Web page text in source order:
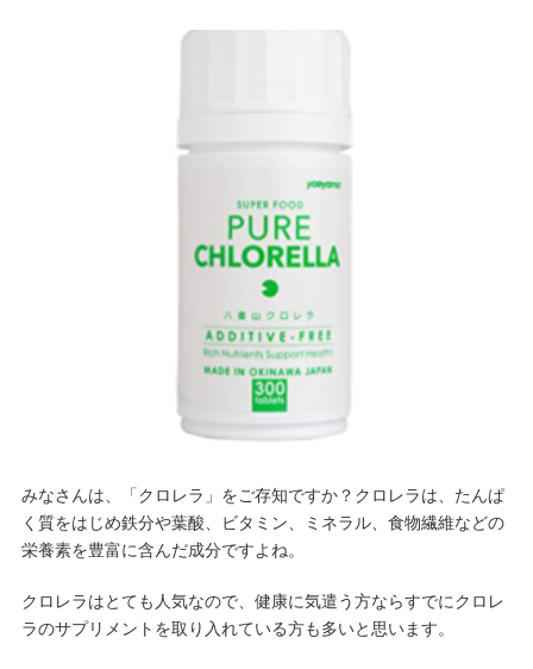
みなさんは、「クロレラ」をご存知ですか？クロレラは、たんぱ
く質をはじめ鉄分や葉酸、ビタミン、ミネラル、食物繊維などの
栄養素を豊富に含んだ成分ですよね。
クロレラはとても人気なので、健康に気遣う方ならすでにクロレ
ラのサプリメントを取り入れている方も多いと思います。